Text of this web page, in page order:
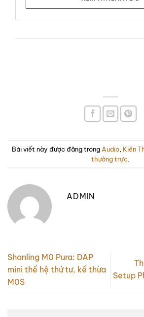
Bài viết này được đăng trong Audio, Kiến
thường trực
ADMIN
Shanling M0 Pura: DAP
mini thế hệ thứ tư, kế thừa
M0S
Setup